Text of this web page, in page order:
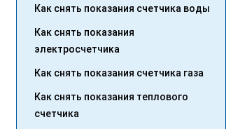
Как снять показания счетчика воды
Как снять показания
электросчетчика
Как снять показания счетчика газа
Как снять показания теплового
счетчика